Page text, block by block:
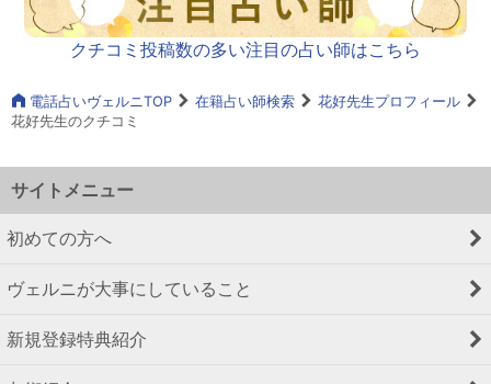
クチコミ投稿数の多い注目の占い師はこちら
電話占いヴェルニTOP 在籍占い師検索
花好先生プロフィール
花好先生のクチコミ
サイトメニュー
初めての方へ
ヴェルニが大事にしていること
新規登録特典紹介